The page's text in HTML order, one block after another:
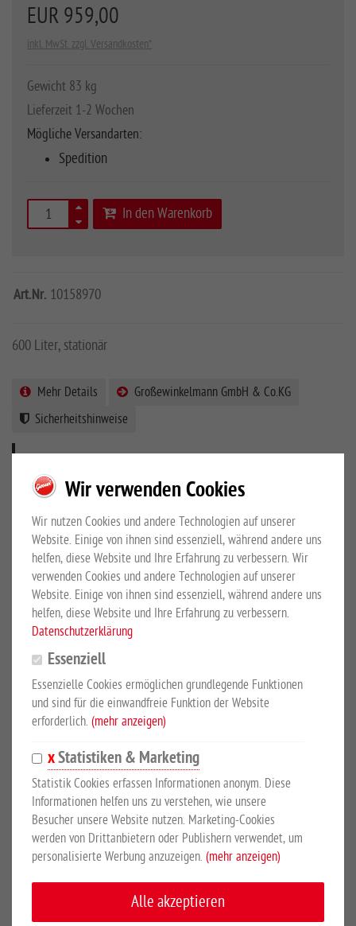
EUR 959,00
inkl. MwSt. zzgl. Versandkosten*
Gewicht 83 kg
Lieferzeit 1-2 Wochen
Mögliche Versandarten:
Spedition
In den Warenkorb
Art.Nr. 10158970
600 Liter, stationär
Mehr Details
Großewinkelmann GmbH & Co.KG
Sicherheitshinweise
PRODUKTBESCHREIBUNG
600 Liter, stationär
Extrem robust und universell im Einsatz für Schüttgüter. Der
Growi® Muldenkipper gewährleistet schnelles, gefahrenfreies
Schütten dank idealer Abstimmung der Kippwellenposition. Zwei
Handbügel für das ergonomische Handling zum Schieben,
Abkippen und Rückholen der Mulde. Staplertaschen-Fahrgestell
aus 3 mm Stahlprofilen, Mulde aus 2 mm Stahlblech, inkl. Sieb
Ausführung.
1490 mm Länge (mit Griff)
795 mm Breite
849 mm Höhe
Schüttkantenhöhe 610 mm
Muldenlänge 1382 mm
600 Liter Inhalt
SICHERHEITSHINWEISE
Wir verwenden Cookies
Wir nutzen Cookies und andere Technologien auf unserer
Website. Einige von ihnen sind essenziell, während andere uns
helfen, diese Website und Ihre Erfahrung zu verbessern. Wir
verwenden Cookies und andere Technologien auf unserer
Website. Einige von ihnen sind essenziell, während andere uns
helfen, diese Website und Ihre Erfahrung zu verbessern.
Datenschutzerklärung
Essenziell
Essenzielle Cookies ermöglichen grundlegende Funktionen
und sind für die einwandfreie Funktion der Website
erforderlich. (mehr anzeigen)
Statistiken & Marketing
Statistik Cookies erfassen Informationen anonym. Diese
Informationen helfen uns zu verstehen, wie unsere
Besucher unsere Website nutzen. Marketing-Cookies
werden von Drittanbietern oder Publishern verwendet, um
personalisierte Werbung anzuzeigen. (mehr anzeigen)
Alle akzeptieren